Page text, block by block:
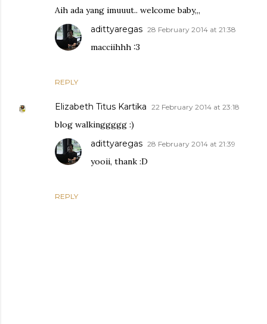
Aih ada yang imuuut.. welcome baby,,,
REPLY
adittyaregas 28 February 2014 at 21:38
macciihhh :3
Elizabeth Titus Kartika 22 February 2014 at 23:18
blog walkinggggg :)
REPLY
adittyaregas 28 February 2014 at 21:39
yooii, thank :D